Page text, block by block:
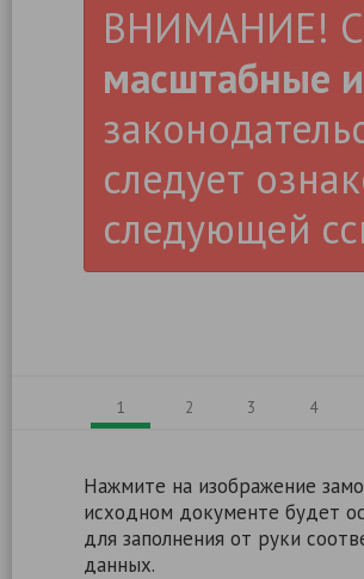
ВНИМАНИЕ! С
масштабные
следует
следующей
1 2 3 4
Нажмите на изображение
исходном документе будет
для заполнения от руки
данных.